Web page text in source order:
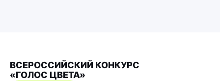
ВСЕРОССИЙСКИЙ КОНКУРС
«ГОЛОС ЦВЕТА»